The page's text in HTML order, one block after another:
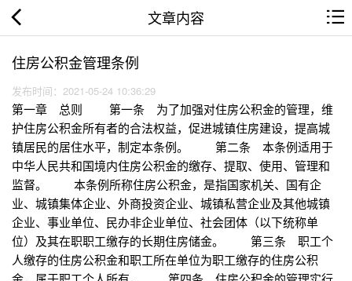
文章内容
住房公积金管理条例
发布时间：2021-05-24 10:36:29
第一章 总则 第一条 为了加强对住房公积金的管理，维
护住房公积金所有者的合法权益，促进城镇住房建设，提高城
镇居民的居住水平，制定本条例。 第二条 本条例适用于
中华人民共和国境内住房公积金的缴存、提取、使用、管理和
监督。 本条例所称住房公积金，是指国家机关、国有企
业、城镇集体企业、外商投资企业、城镇私营企业及其他城镇
企业、事业单位、民办非企业单位、社会团体（以下统称单
位）及其在职职工缴存的长期住房储金。 第三条 职工个
人缴存的住房公积金和职工所在单位为职工缴存的住房公积